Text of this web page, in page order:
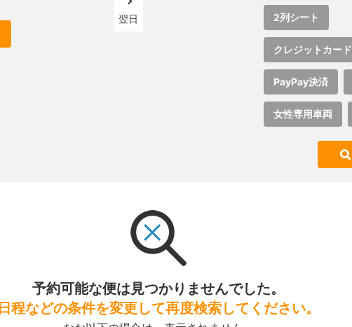
翌日 2列シート
クレジットカード
PayPay決済
女性専用車両
予約可能な便は見つかりませんでした。
日程などの条件を変更して再度検索してください。